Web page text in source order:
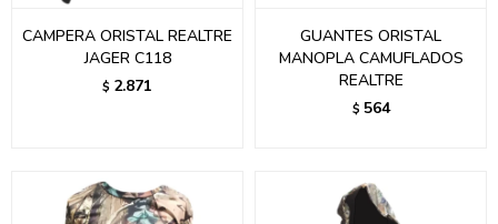
CAMPERA ORISTAL REALTRE
JAGER C118
$ 2.871
GUANTES ORISTAL
MANOPLA CAMUFLADOS
REALTRE
$ 564